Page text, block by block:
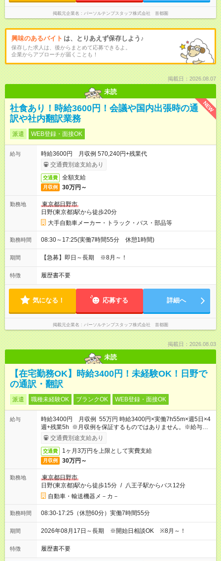
掲載元企業名 パーソルテンプスタッフ株式会社 首都圏
興味のあるバイト は、とりあえず保存しよう♪
保存した求人は、後からまとめて応募できるよ。
企業からアプローチが届くことも！
掲載日：2026.08.07
未読
NEW
社食あり！時給3600円！会議や国内出張時の通
訳や社内翻訳業務
派遣 WEB登録・面接OK
給与
時給3600円 月収例 570,240円+残業代
交通費別途支給あり
交通費 全額支給
月収例 30万円～
勤務地
東京都日野市
日野(東京都)駅から徒歩20分
大手自動車メーカー・トラック・バス・部品等
勤務時間 08:30～17:25(実働7時間55分 休憩1時間)
期間 【急募】即日～長期 ※8月～！
特徴 履歴書不要
気になる！ 応募する 詳細へ
掲載元企業名 パーソルテンプスタッフ株式会社 首都圏
掲載日：2026.08.03
未読
【在宅勤務OK】時給3400円！未経験OK！日野で
の通訳・翻訳
派遣 職種未経験OK ブランクOK WEB登録・面接OK
給与
時給3400円 月収例 55万円 時給3400円×実働7h55m×週5日×4
週+残業5h ※月収例を保証するものではありません。※給与即受
取りサービス利用可（利用条件有）
交通費別途支給あり
交通費 1ヶ月3万円を上限として実費支給
月収例 30万円～
勤務地
東京都日野市
日野(東京都)駅から徒歩15分 / 八王子駅からバス12分
自動車・輸送機器メ－カ－
勤務時間 08:30-17:25（休憩60分）実働7時間55分
期間 2026年08月17日～長期 ※開始日相談OK ※8月～！
特徴 履歴書不要